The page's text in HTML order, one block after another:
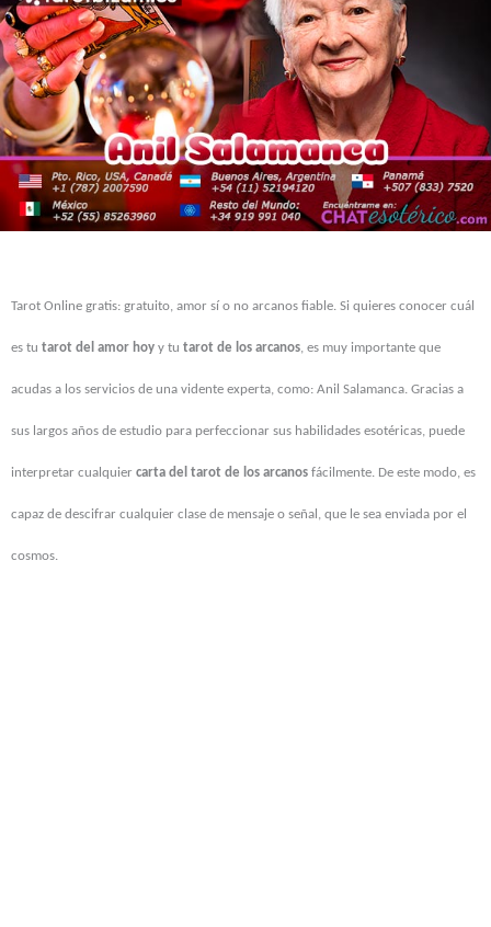
Tarot Online gratis: gratuito, amor sí o no arcanos fiable. Si quieres conocer cuál
es tu tarot del amor hoy y tu tarot de los arcanos, es muy importante que
acudas a los servicios de una vidente experta, como: Anil Salamanca. Gracias a
sus largos años de estudio para perfeccionar sus habilidades esotéricas, puede
interpretar cualquier carta del tarot de los arcanos fácilmente. De este modo, es
capaz de descifrar cualquier clase de mensaje o señal, que le sea enviada por el
cosmos.